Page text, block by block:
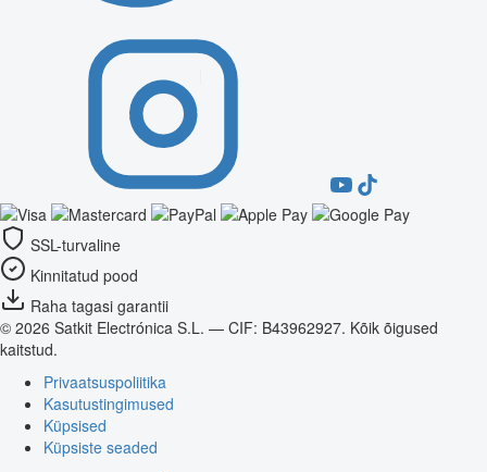
SSL-turvaline
Kinnitatud pood
Raha tagasi garantii
© 2026 Satkit Electrónica S.L. — CIF: B43962927. Kõik õigused
kaitstud.
Privaatsuspoliitika
Kasutustingimused
Küpsised
Küpsiste seaded